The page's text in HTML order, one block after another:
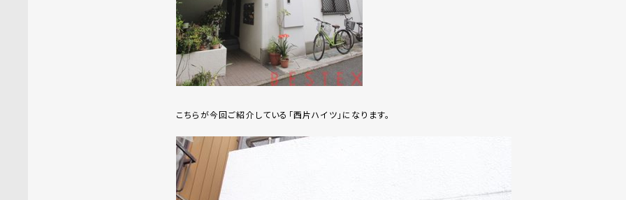
こちらが今回ご紹介している「西片ハイツ」になります。